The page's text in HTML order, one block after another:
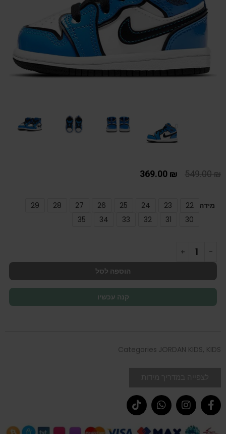
549.00₪
369.00 ₪
מידה 22
23
24
25
26
27
28
29
30
31
32
33
34
35
הוספה לסל
קנה עכשיו
Categories JORDAN KIDS, KIDS